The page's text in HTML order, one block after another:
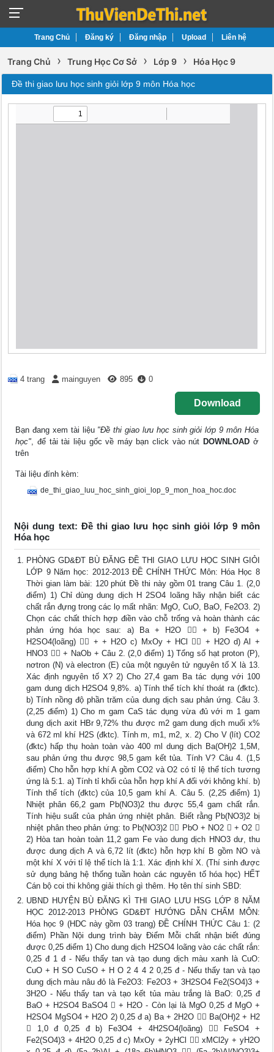
Trang Chủ Đăng ký Đăng nhập Upload Liên hệ
Trang Chủ › Trung Học Cơ Sở › Lớp 9 › Hóa Học 9
Đề thi giao lưu học sinh giỏi lớp 9 môn Hóa học
4 trang mainguyen 895 0
Download
Bạn đang xem tài liệu "Đề thi giao lưu học sinh giỏi lớp 9 môn Hóa
học", để tải tài liệu gốc về máy bạn click vào nút DOWNLOAD ở
trên
Tài liệu đính kèm:
de_thi_giao_luu_hoc_sinh_gioi_lop_9_mon_hoa_hoc.doc
Nội dung text: Đề thi giao lưu học sinh giỏi lớp 9 môn
Hóa học
PHÒNG GD&ĐT BÙ ĐĂNG ĐỀ THI GIAO LƯU HỌC SINH GIỎI
LỚP 9 Năm học: 2012-2013 ĐỀ CHÍNH THỨC Môn: Hóa Học 8
Thời gian làm bài: 120 phút Đề thi này gồm 01 trang Câu 1. (2,0
điểm) 1) Chỉ dùng dung dịch H 2SO4 loãng hãy nhận biết các
chất rắn đựng trong các lọ mất nhãn: MgO, CuO, BaO, Fe2O3. 2)
Chọn các chất thích hợp điền vào chỗ trống và hoàn thành các
phản ứng hóa học sau: a) Ba + H2O  + b) Fe3O4 +
H2SO4(loãng)  + + H2O c) MxOy + HCl  + H2O d) Al +
HNO3  + NaOb + Câu 2. (2,0 điểm) 1) Tổng số hạt proton (P),
nơtron (N) và electron (E) của một nguyên tử nguyên tố X là 13.
Xác định nguyên tố X? 2) Cho 27,4 gam Ba tác dụng với 100
gam dung dịch H2SO4 9,8%. a) Tính thể tích khí thoát ra (đktc).
b) Tính nồng độ phần trăm của dung dịch sau phản ứng. Câu 3.
(2,25 điểm) 1) Cho m gam CaS tác dụng vừa đủ với m 1 gam
dung dịch axit HBr 9,72% thu được m2 gam dung dịch muối x%
và 672 ml khí H2S (đktc). Tính m, m1, m2, x. 2) Cho V (lít) CO2
(đktc) hấp thụ hoàn toàn vào 400 ml dung dịch Ba(OH)2 1,5M,
sau phản ứng thu được 98,5 gam kết tủa. Tính V? Câu 4. (1,5
điểm) Cho hỗn hợp khí A gồm CO2 và O2 có tỉ lệ thể tích tương
ứng là 5:1. a) Tính tỉ khối của hỗn hợp khí A đối với không khí. b)
Tính thể tích (đktc) của 10,5 gam khí A. Câu 5. (2,25 điểm) 1)
Nhiệt phân 66,2 gam Pb(NO3)2 thu được 55,4 gam chất rắn.
Tính hiệu suất của phản ứng nhiệt phân. Biết rằng Pb(NO3)2 bị
nhiệt phân theo phản ứng: to Pb(NO3)2  PbO + NO2  + O2 
2) Hòa tan hoàn toàn 11,2 gam Fe vào dung dịch HNO3 dư, thu
được dung dịch A và 6,72 lít (đktc) hỗn hợp khí B gồm NO và
một khí X với tỉ lệ thể tích là 1:1. Xác định khí X. (Thí sinh được
sử dụng bảng hệ thống tuần hoàn các nguyên tố hóa học) HẾT
Cán bộ coi thi không giải thích gì thêm. Họ tên thí sinh SBD:
UBND HUYỆN BÙ ĐĂNG KÌ THI GIAO LƯU HSG LỚP 8 NĂM
HỌC 2012-2013 PHÒNG GD&ĐT HƯỚNG DẪN CHẤM MÔN:
Hóa học 9 (HDC này gồm 03 trang) ĐỀ CHÍNH THỨC Câu 1: (2
điểm) Phần Nội dung trình bày Điểm Mỗi chất nhận biết đúng
được 0,25 điểm 1) Cho dung dịch H2SO4 loãng vào các chất rắn:
0,25 đ 1 đ - Nếu thấy tan và tạo dung dịch màu xanh là CuO:
CuO + H SO CuSO + H O 2 4 4 2 0,25 đ - Nếu thấy tan và tạo
dung dịch màu nâu đỏ là Fe2O3: Fe2O3 + 3H2SO4 Fe2(SO4)3 +
3H2O - Nếu thấy tan và tạo kết tủa màu trắng là BaO: 0,25 đ
BaO + H2SO4 BaSO4  + H2O - Còn lại là MgO 0,25 đ MgO +
H2SO4 MgSO4 + H2O 2) 0,25 đ a) Ba + 2H2O  Ba(OH)2 + H2
 1,0 đ 0,25 đ b) Fe3O4 + 4H2SO4(loãng)  FeSO4 +
Fe2(SO4)3 + 4H2O 0,25 đ c) MxOy + 2yHCl  xMCl2y + yH2O